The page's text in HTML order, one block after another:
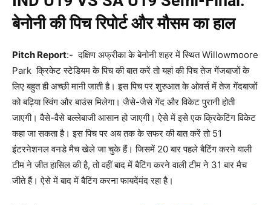
बेनोनी की पिच रिपोर्ट और मौसम का हाल
Pitch Report:- दक्षिण अफ्रीका के बेनोनी शहर में स्थित Willowmoore
Park क्रिकेट स्टेडियम के पिच की बात करें तो यहां की पिच तेज गेंजबाजों के
लिए बहुत ही अच्छी मानी जाती है। इस पिच पर शुरुआत के ओवर्स में तेज गेंदबाजों
को बढ़िया स्विंग और बाउंस मिलेगा। जैसे-जैसे गेंद और विकेट पुरानी होती
जाएगी। वैसे-वैसे बल्लेबाजी आसान हो जाएगी। ऐसे में इसे एक क्रिकेटिंग विकेट
कहा जा सकता है। इस पिच पर अब तक के सफर की बात करें तो 51
इंटरनेशनल वनडे मैच खेले जा चुके हैं। जिसमें 20 बार पहले बैटिंग करने वाली
टीम ने जीत हासिल की है, तो वहीं बाद में बैटिंग करने वाली टीम ने 31 बार मैच
जीते हैं। ऐसे में बाद में बैटिंग करना फायदेंमंद रहा है।